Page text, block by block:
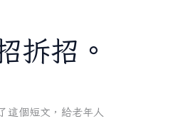
拆招。
這個短文，給老年人